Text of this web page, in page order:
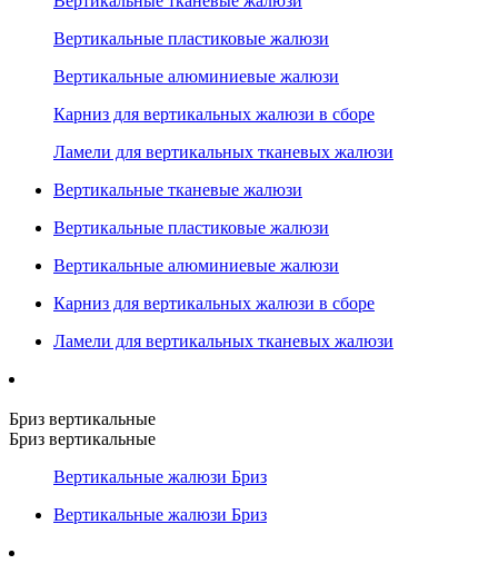
Вертикальные пластиковые жалюзи
Вертикальные алюминиевые жалюзи
Карниз для вертикальных жалюзи в сборе
Ламели для вертикальных тканевых жалюзи
Вертикальные тканевые жалюзи
Вертикальные пластиковые жалюзи
Вертикальные алюминиевые жалюзи
Карниз для вертикальных жалюзи в сборе
Ламели для вертикальных тканевых жалюзи
Бриз вертикальные
Бриз вертикальные
Вертикальные жалюзи Бриз
Вертикальные жалюзи Бриз